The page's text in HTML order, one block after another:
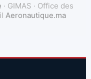
· GIMAS · Office des
Aeronautique.ma